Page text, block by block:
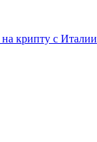
крипту с Италии